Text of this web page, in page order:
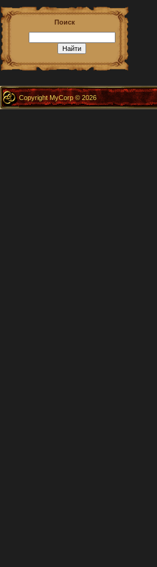
Поиск
Copyright MyCorp © 2026